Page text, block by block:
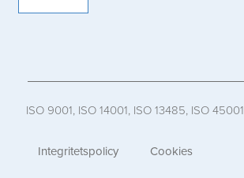
ISO 9001, ISO 14001, ISO 13485, ISO 45001
Integritetspolicy Cookies